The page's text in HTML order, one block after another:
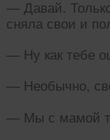
— Давай.
сняла свои и
— Ну как тебе
— Необычно,
— Мы с мамой